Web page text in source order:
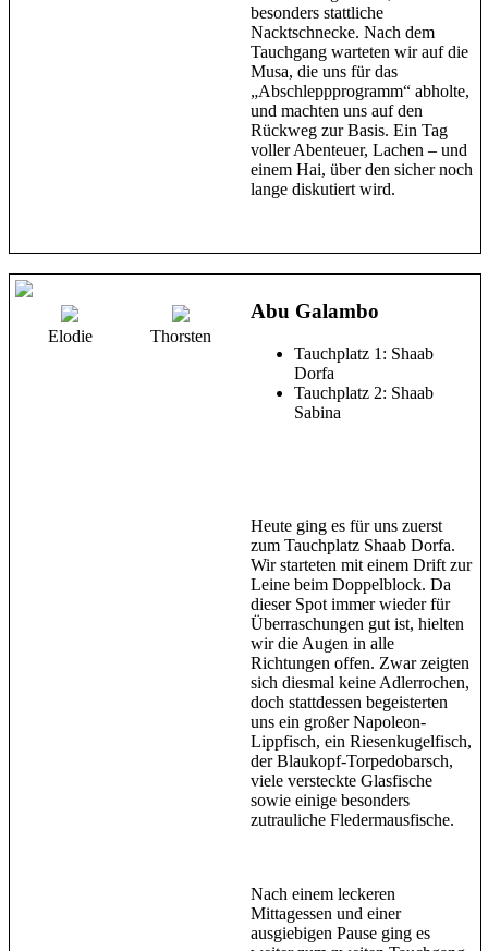
besonders stattliche
Nacktschnecke. Nach dem
Tauchgang warteten wir auf die
Musa, die uns für das
„Abschleppprogramm“ abholte,
und machten uns auf den
Rückweg zur Basis. Ein Tag
voller Abenteuer, Lachen – und
einem Hai, über den sicher noch
lange diskutiert wird.
Elodie Thorsten
Abu Galambo
Tauchplatz 1: Shaab
Dorfa
Tauchplatz 2: Shaab
Sabina
Heute ging es für uns zuerst
zum Tauchplatz Shaab Dorfa.
Wir starteten mit einem Drift zur
Leine beim Doppelblock. Da
dieser Spot immer wieder für
Überraschungen gut ist, hielten
wir die Augen in alle
Richtungen offen. Zwar zeigten
sich diesmal keine Adlerrochen,
doch stattdessen begeisterten
uns ein großer Napoleon-
Lippfisch, ein Riesenkugelfisch,
der Blaukopf-Torpedobarsch,
viele versteckte Glasfische
sowie einige besonders
zutrauliche Fledermausfische.
Nach einem leckeren
Mittagessen und einer
ausgiebigen Pause ging es